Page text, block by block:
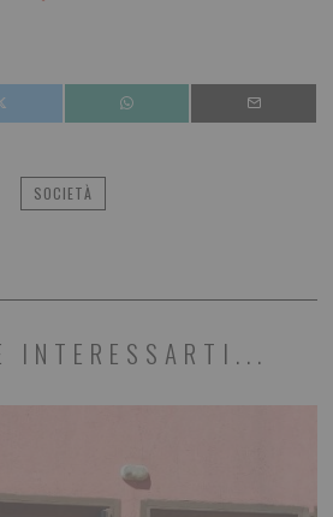
SOCIETÀ
INTERESSARTI...